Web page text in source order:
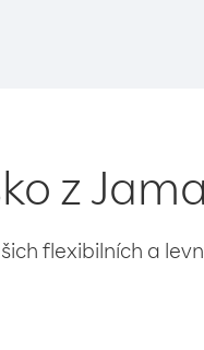
z
flexibilních a